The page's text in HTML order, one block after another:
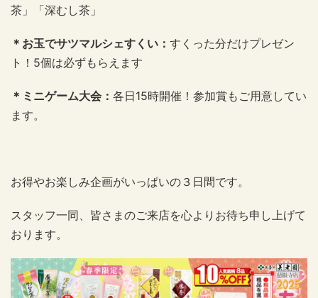
茶」「深むし茶」
＊お玉でサツマルシェすくい： すくった分だけプレゼン
ト！ 5個は必ずもらえます
＊ミニゲーム大会： 各日15時開催！参加賞もご用意してい
ます。
お得やお楽しみ企画がいっぱいの３日間です。
スタッフ一同、皆さまのご来店を心よりお待ち申し上げて
おります。